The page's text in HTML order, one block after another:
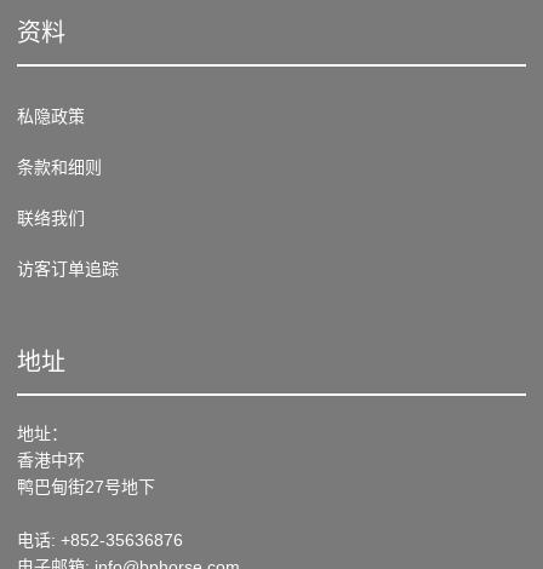
资料
私隐政策
条款和细则
联络我们
访客订单追踪
地址
地址：
香港中环
鸭巴甸街27号地下
电话: +852-35636876